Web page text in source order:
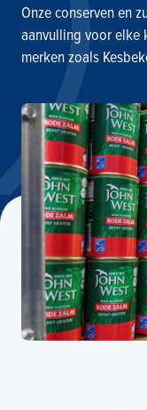
Onze conserven en
aanvulling voor elke
merken zoals